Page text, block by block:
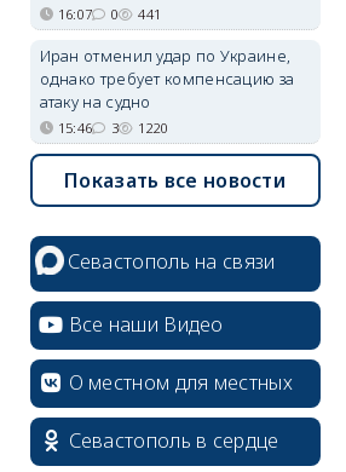
16:07 0 441
Иран отменил удар по Украине,
однако требует компенсацию за
атаку на судно
15:46 3 1220
Показать все новости
Севастополь на связи
Все наши Видео
О местном для местных
Севастополь в сердце